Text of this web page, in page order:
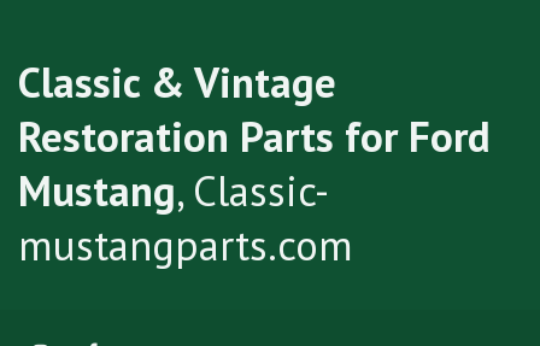
Classic & Vintage
Restoration Parts for Ford
Mustang, Classic-
mustangparts.com